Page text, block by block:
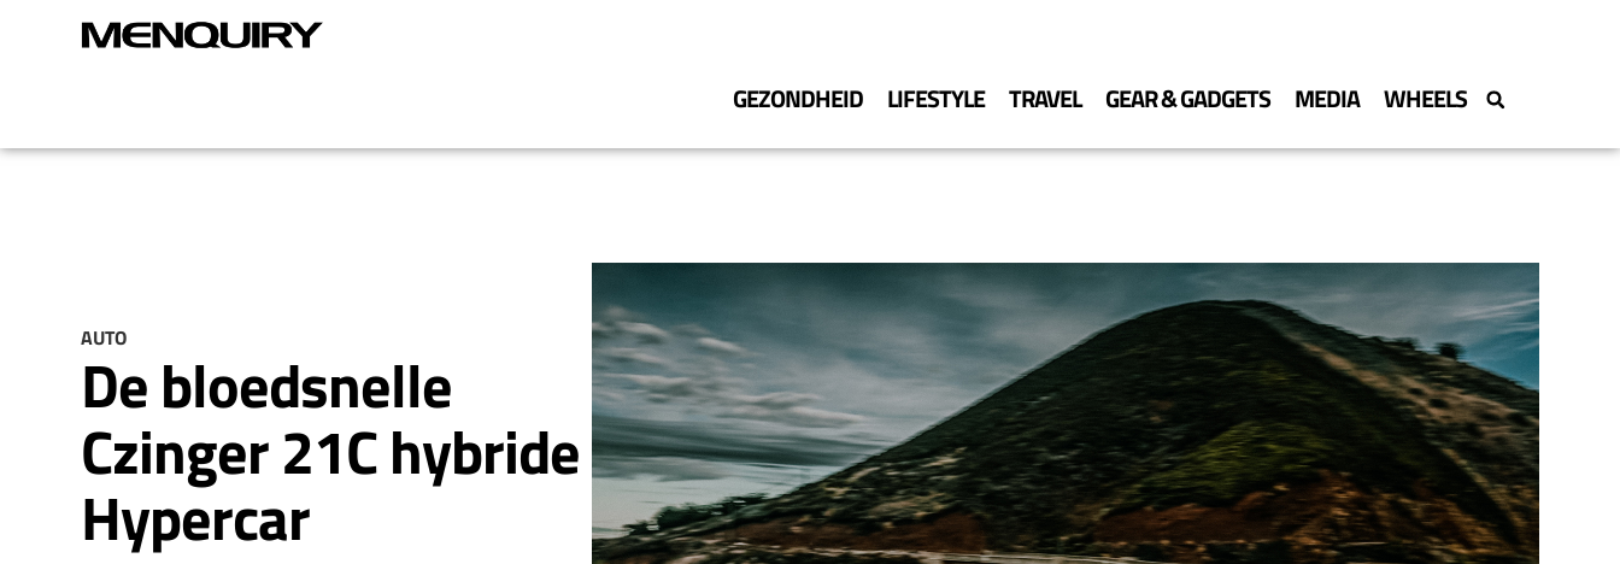
GEZONDHEID LIFESTYLE TRAVEL GEAR & GADGETS MEDIA WHEELS
AUTO
De bloedsnelle
Czinger 21C hybride
Hypercar